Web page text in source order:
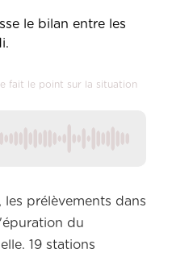
le bilan entre les
fait le point sur la situation
les prélèvements dans
du
19 stations